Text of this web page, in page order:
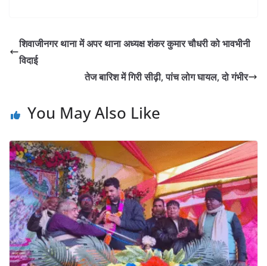
शिवाजीनगर थाना में अपर थाना अध्यक्ष शंकर कुमार चौधरी को भावभीनी
विदाई
तेज बारिश में गिरी सीढ़ी, पांच लोग घायल, दो गंभीर
You May Also Like